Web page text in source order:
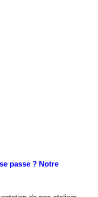
passe ? Notre